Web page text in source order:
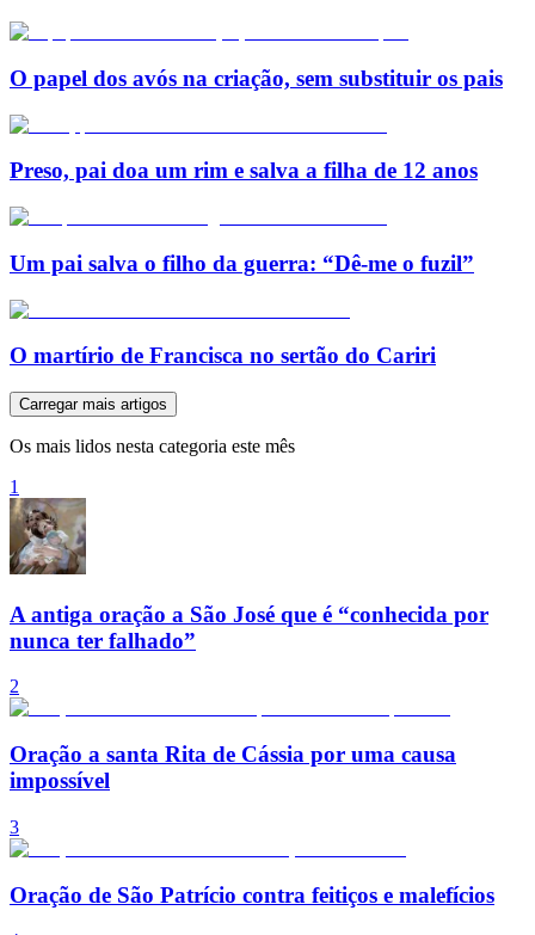
O papel dos avós na criação, sem substituir os pais
Preso, pai doa um rim e salva a filha de 12 anos
Um pai salva o filho da guerra: “Dê-me o fuzil”
O martírio de Francisca no sertão do Cariri
Carregar mais artigos
Os mais lidos nesta categoria este mês
1
A antiga oração a São José que é “conhecida por
nunca ter falhado”
2
Oração a santa Rita de Cássia por uma causa
impossível
3
Oração de São Patrício contra feitiços e malefícios